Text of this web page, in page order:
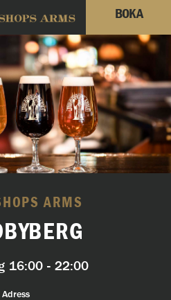
BOKA
ARMS
16:00 - 22:00
Adress